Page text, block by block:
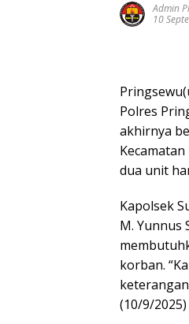
Admin
10
Polres
akhirnya
dua unit
Kapolsek
M. Yunnus
korban.
(10/9/2025)